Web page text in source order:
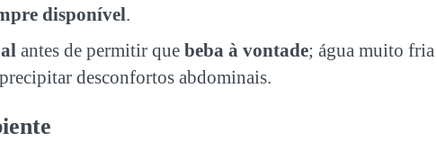
disponível.
antes de permitir que beba à vontade; água muito fria
desconfortos abdominais.